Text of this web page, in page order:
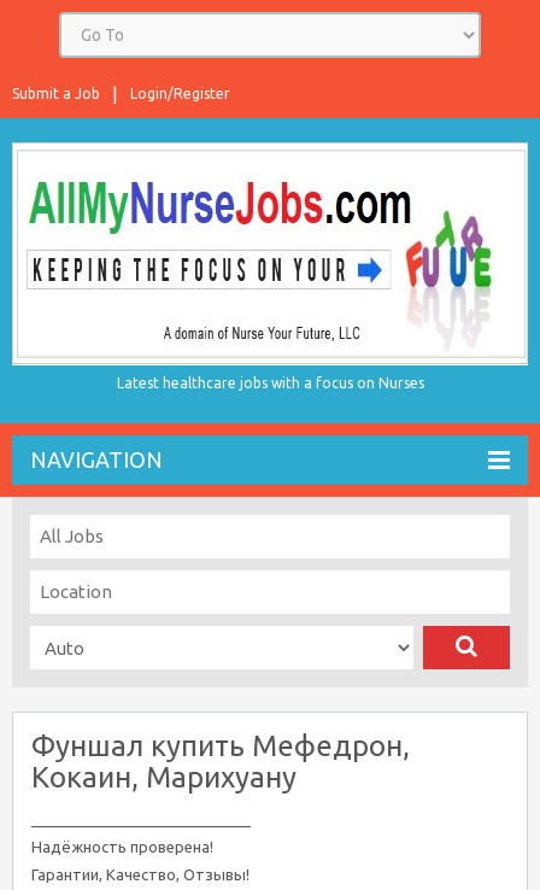
Login/Register
Submit a Job
Latest healthcare jobs with a focus on Nurses
NAVIGATION
Фуншал купить Мефедрон,
Кокаин, Марихуану
Надёжность проверена!
Гарантии, Качество, Отзывы!